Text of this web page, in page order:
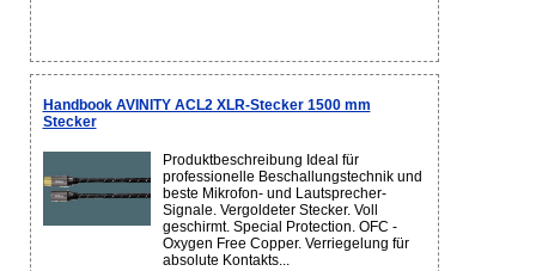
Handbook AVINITY ACL2 XLR-Stecker 1500 mm
Stecker
Produktbeschreibung Ideal für
professionelle Beschallungstechnik und
beste Mikrofon- und Lautsprecher-
Signale. Vergoldeter Stecker. Voll
geschirmt. Special Protection. OFC -
Oxygen Free Copper. Verriegelung für
absolute Kontakts...